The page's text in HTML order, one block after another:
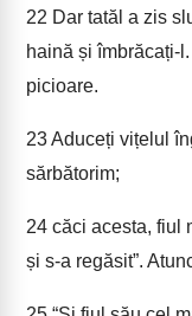
22 Dar tatăl a zis
haină și îmbrăcați-
picioare.
23Aduceți vițelul
sărbătorim;
24 căci acesta, fiul
și s-a regăsit”.